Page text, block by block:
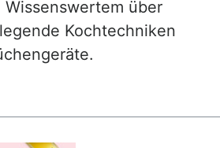
über
Kochtechniken